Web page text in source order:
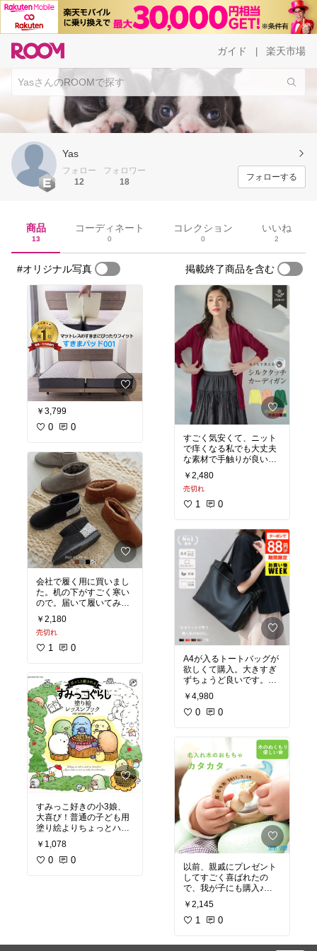
ガイド 楽天市場
Yas
フォロー
12
フォロワー
18
フォローする
商品
13
コーディネート
0
コレクション
0
いいね
2
#オリジナル写真 掲載終了商品を含む
￥3,799
0 0
会社で履く用に買いまし
た。机の下がすごく寒い
ので。届いて履いてみた
ら暖かくて、履き口も緩
めで理想的でした。タイ
ムセールで安く買えて良
かった！
ちなみ23.5センチでＬサ
イズでゆったり履けて良
かったです。Mだったら
キツかったかもしれな
い…
￥2,180
売切れ
1 0
すみっこ好きの小3娘、
大喜び！普通の子ども用
塗り絵よりちょっとハイ
レベルだけど、塗り方の
見本があったり参考にな
ります。大人の私が見て
￥1,078
0 0
すごく気安くて、ニット
で痒くなる私でも大丈夫
な素材で手触りが良いの
使い勝手がよいです。
また、色違いを買おうと
検討中です。
￥2,480
売切れ
1 0
A4が入るトートバッグが
欲しくて購入。大きすぎ
ずちょうど良いです。ポ
分けしやすそう。ただク
タっとした合皮なので自
なので一つ買って損はな
いと思います！
￥4,980
0 0
以前、親戚にプレゼント
してすごく喜ばれたの
で、我が子にも購入♪
特別感があっていいです
ね！
￥2,145
1 0